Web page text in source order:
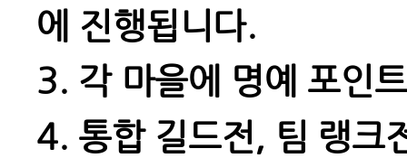
에 진행됩니다.
3. 각 마을에 명예 포인
4. 통합 길드전, 팀 랭크